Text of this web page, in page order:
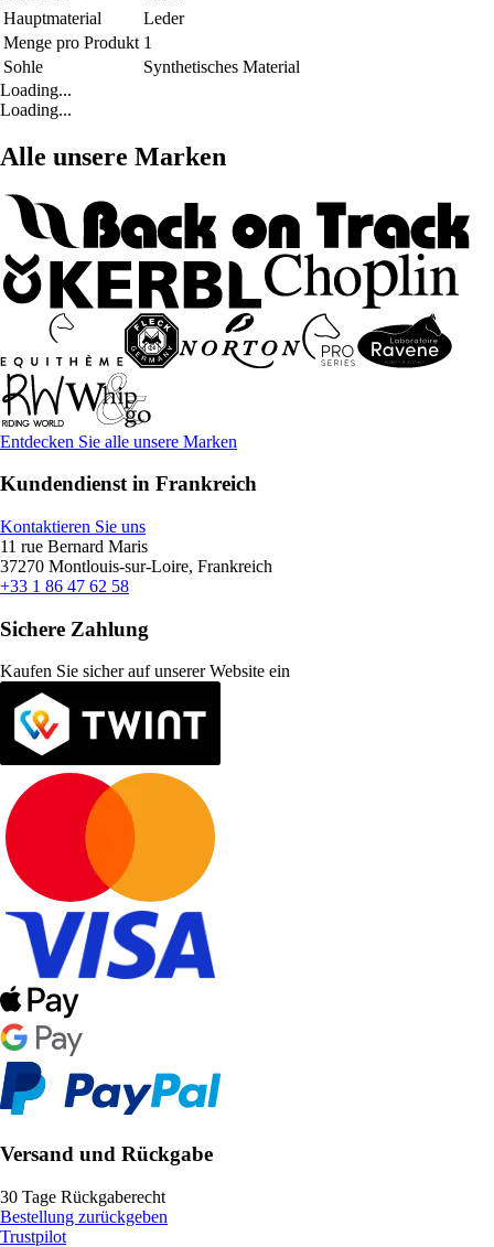
Hauptmaterial
Leder
Menge pro Produkt 1
Sohle
Synthetisches Material
Loading...
Loading...
Alle unsere Marken
Entdecken Sie alle unsere Marken
Kundendienst in Frankreich
Kontaktieren Sie uns
11 rue Bernard Maris
37270 Montlouis-sur-Loire, Frankreich
+33 1 86 47 62 58
Sichere Zahlung
Kaufen Sie sicher auf unserer Website ein
Versand und Rückgabe
30 Tage Rückgaberecht
Bestellung zurückgeben
Trustpilot